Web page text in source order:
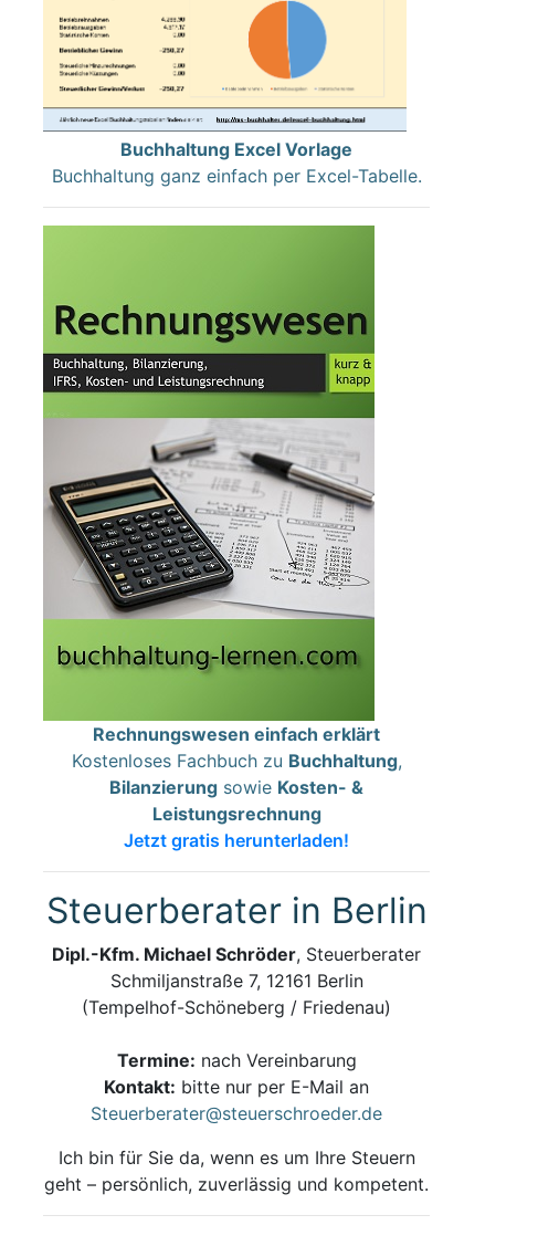
Buchhaltung Excel Vorlage
Buchhaltung ganz einfach per Excel-Tabelle.
Rechnungswesen einfach erklärt
Kostenloses Fachbuch zu Buchhaltung,
Bilanzierung sowie Kosten- &
Leistungsrechnung
Jetzt gratis herunterladen!
Steuerberater in Berlin
Dipl.-Kfm. Michael Schröder, Steuerberater
Schmiljanstraße 7, 12161 Berlin
(Tempelhof-Schöneberg / Friedenau)
Termine: nach Vereinbarung
Kontakt: bitte nur per E-Mail an
Steuerberater@steuerschroeder.de
Ich bin für Sie da, wenn es um Ihre Steuern
geht – persönlich, zuverlässig und kompetent.